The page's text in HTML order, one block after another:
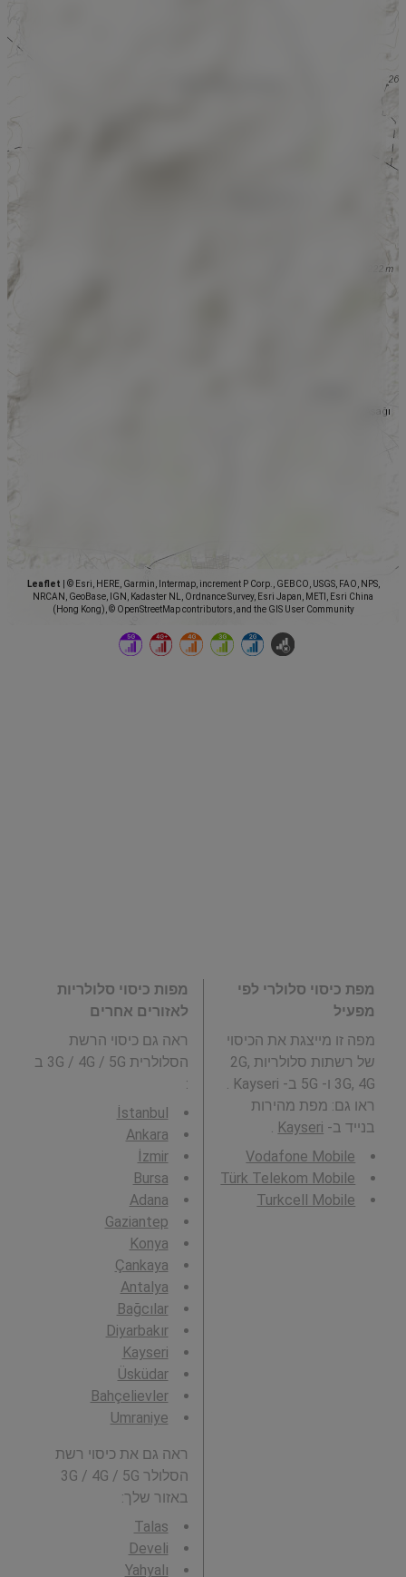
Leaflet
© Esri, HERE, Garmin, Intermap, increment P Corp., GEBCO, USGS, FAO, NPS,
NRCAN, GeoBase, IGN, Kadaster NL, Ordnance Survey, Esri Japan, METI, Esri China
(Hong Kong), © OpenStreetMap contributors, and the GIS User Community
מפת כיסוי סלולרי לפי
מפעיל
מפה זו מייצגת את הכיסוי
של רשתות סלולריות 2G,
3G, 4G ו- 5G ב- Kayseri .
ראו גם: מפת מהירות
בנייד ב- Kayseri
.
Vodafone Mobile
Türk Telekom Mobile
Turkcell Mobile
מפות כיסוי סלולריות
לאזורים אחרים
ראה גם כיסוי הרשת
הסלולרית 3G / 4G / 5G ב
:
İstanbul
Ankara
İzmir
Bursa
Adana
Gaziantep
Konya
Çankaya
Antalya
Bağcılar
Diyarbakır
Kayseri
Üsküdar
Bahçelievler
Umraniye
ראה גם את כיסוי רשת
הסלולר 3G / 4G / 5G
באזור שלך:
Talas
Develi
Yahyalı